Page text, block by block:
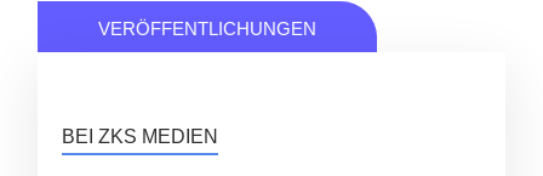
VERÖFFENTLICHUNGEN
BEI ZKS MEDIEN